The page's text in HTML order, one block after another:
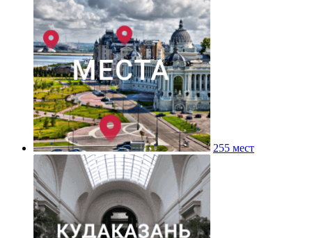
255 мест